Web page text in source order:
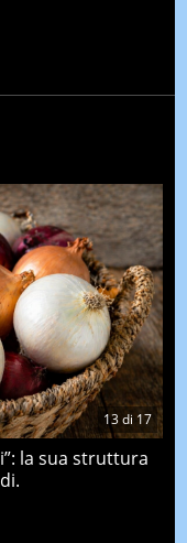
13di 17
la sua struttura